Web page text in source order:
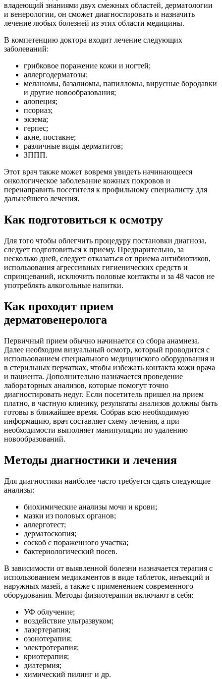
владеющий знаниями двух смежных областей, дерматологии
и венерологии, он сможет диагностировать и назначить
лечение любых болезней из этих области медицины.
В компетенцию доктора входит лечение следующих
заболеваний:
грибковое поражение кожи и ногтей;
аллергодерматозы;
меланомы, базалиомы, папилломы, вирусные бородавки
и другие новообразования;
алопеция;
псориаз;
экзема;
герпес;
акне, постакне;
различные виды дерматитов;
ЗППП.
Этот врач также может вовремя увидеть начинающееся
онкологическое заболевание кожных покровов и
перенаправить посетителя к профильному специалисту для
дальнейшего лечения.
Как подготовиться к осмотру
Для того чтобы облегчить процедуру постановки диагноза,
следует подготовиться к приему. Предварительно, за
несколько дней, следует отказаться от приема антибиотиков,
использования агрессивных гигиенических средств и
спринцеваний, исключить половые контакты и за 48 часов не
употреблять алкогольные напитки.
Как проходит прием
дерматовенеролога
Первичный прием обычно начинается со сбора анамнеза.
Далее необходим визуальный осмотр, который проводится с
использованием специального медицинского оборудования и
в стерильных перчатках, чтобы избежать контакта кожи врача
и пациента. Дополнительно назначается проведение
лабораторных анализов, которые помогут точно
диагностировать недуг. Если посетитель пришел на прием
платно, в частную клинику, результаты анализов должны быть
готовы в ближайшее время. Собрав всю необходимую
информацию, врач составляет схему лечения, а при
необходимости выполняет манипуляции по удалению
новообразований.
Методы диагностики и лечения
Для диагностики наиболее часто требуется сдать следующие
анализы:
биохимические анализы мочи и крови;
мазки из половых органов;
аллерготест;
дерматоскопия;
соскоб с пораженного участка;
бактериологический посев.
В зависимости от выявленной болезни назначается терапия с
использованием медикаментов в виде таблеток, инъекций и
наружных мазей, а также с применением современного
оборудования. Методы физиотерапии включают в себя:
УФ облучение;
воздействие ультразвуком;
лазертерапия;
озонотерапия;
электротерапия;
криотерапия;
диатермия;
химический пилинг и др.